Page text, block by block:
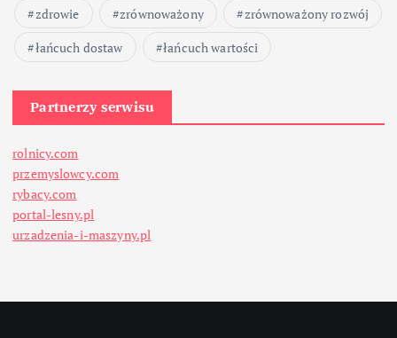
zdrowie
zrównoważony
zrównoważony rozwój
łańcuch dostaw
łańcuch wartości
Partnerzy serwisu
rolnicy.com
przemyslowcy.com
rybacy.com
portal-lesny.pl
urzadzenia-i-maszyny.pl